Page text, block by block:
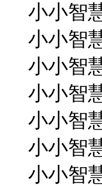
小小智
小小智
小小智
小小智
小小智
小小智
小小智